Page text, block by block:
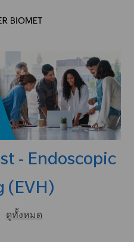
- Endoscopic
(EVH)
ดูทั้งหมด